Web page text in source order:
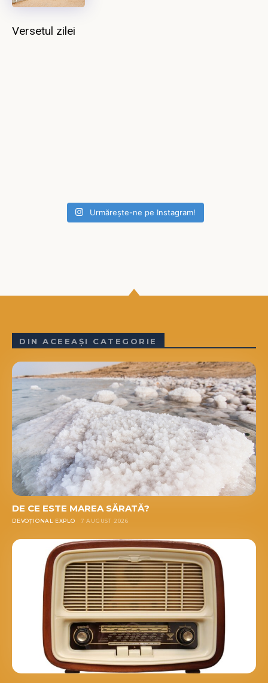
Versetul zilei
Urmărește-ne pe Instagram!
DIN ACEEAȘI CATEGORIE
DE CE ESTE MAREA SĂRATĂ?
DEVOȚIONAL EXPLO 7 AUGUST 2026